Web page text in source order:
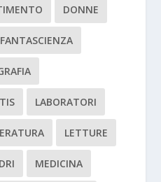
DONNE
FANTASCIENZA
LABORATORI
LETTURE
MEDICINA